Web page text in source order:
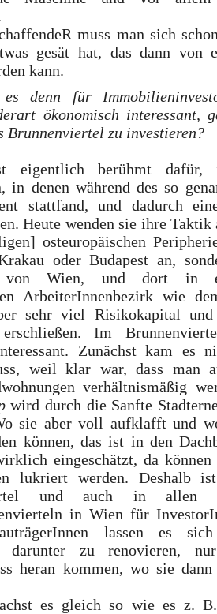
muss man sich
gesät hat, das dann von
kann.
denn für
ökonomisch interessant,
Brunnenviertel zu investieren?
eigentlich berühmt dafür,
in denen während des so
stattfand, und dadurch
Heute wenden sie ihre
osteuropäischen
oder Budapest an,
von Wien, und dort in
ArbeiterInnenbezirk wie
sehr viel Risikokapital und
Im
Zunächst kam es
weil klar war, dass man
verhältnismäßig
wird durch die Sanfte
sie aber voll aufklafft und
können, das ist in den
eingeschätzt, da
lukriert werden. Deshalb
und auch in allen
in Wien für
lassen es
darunter zu renovieren,
heran kommen, wo sie
es gleich so wie es z.